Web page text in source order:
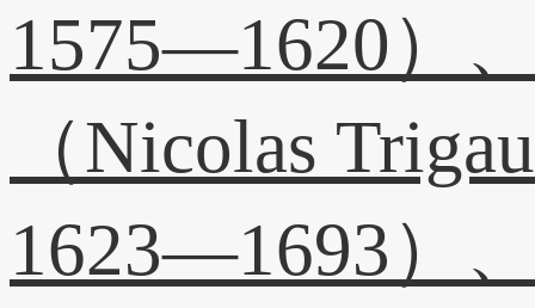
1575—1620）
（Nicolas
1623—1693）